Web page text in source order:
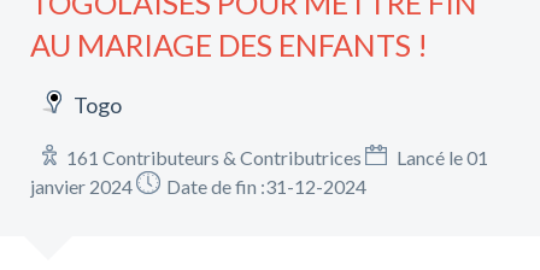
AU MARIAGE DES ENFANTS !
Togo
161 Contributeurs & Contributrices
Lancé le 01
janvier 2024
Date de fin :31-12-2024